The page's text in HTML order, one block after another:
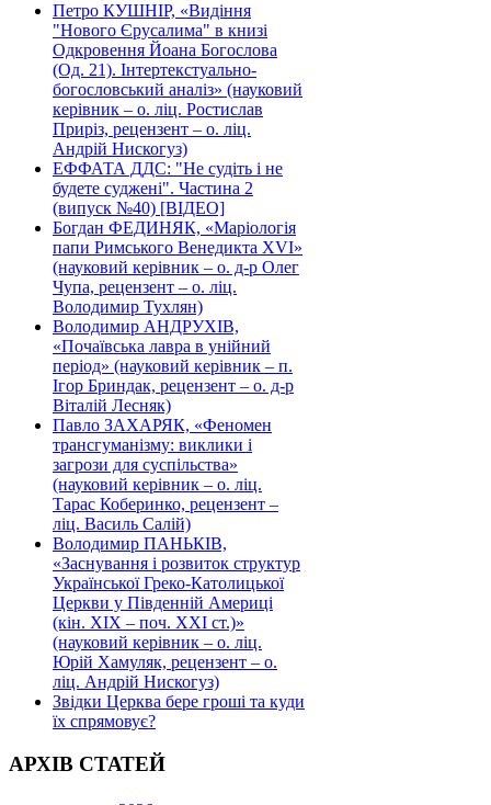
Петро КУШНІР, «Видіння
"Нового Єрусалима" в книзі
Одкровення Йоана Богослова
(Од. 21). Інтертекстуально-
богословський аналіз» (науковий
керівник – о. ліц. Ростислав
Приріз, рецензент – о. ліц.
Андрій Нискогуз)
ЕФФАТА ДДС: "Не судіть і не
будете суджені". Частина 2
(випуск №40) [ВІДЕО]
Богдан ФЕДИНЯК, «Маріологія
папи Римського Венедикта XVI»
(науковий керівник – о. д-р Олег
Чупа, рецензент – о. ліц.
Володимир Тухлян)
Володимир АНДРУХІВ,
«Почаївська лавра в унійний
період» (науковий керівник – п.
Ігор Бриндак, рецензент – о. д-р
Віталій Лесняк)
Павло ЗАХАРЯК, «Феномен
трансгуманізму: виклики і
загрози для суспільства»
(науковий керівник – о. ліц.
Тарас Коберинко, рецензент –
ліц. Василь Салій)
Володимир ПАНЬКІВ,
«Заснування і розвиток структур
Української Греко-Католицької
Церкви у Південній Америці
(кін. ХІХ – поч. ХХІ ст.)»
(науковий керівник – о. ліц.
Юрій Хамуляк, рецензент – о.
ліц. Андрій Нискогуз)
Звідки Церква бере гроші та куди
їх спрямовує?
АРХІВ СТАТЕЙ